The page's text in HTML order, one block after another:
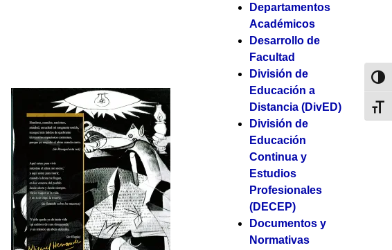
Departamentos
Académicos
Desarrollo de
Facultad
División de
Educación a
Distancia (DivED)
División de
Educación
Continua y
Estudios
Profesionales
(DECEP)
Documentos y
Normativas